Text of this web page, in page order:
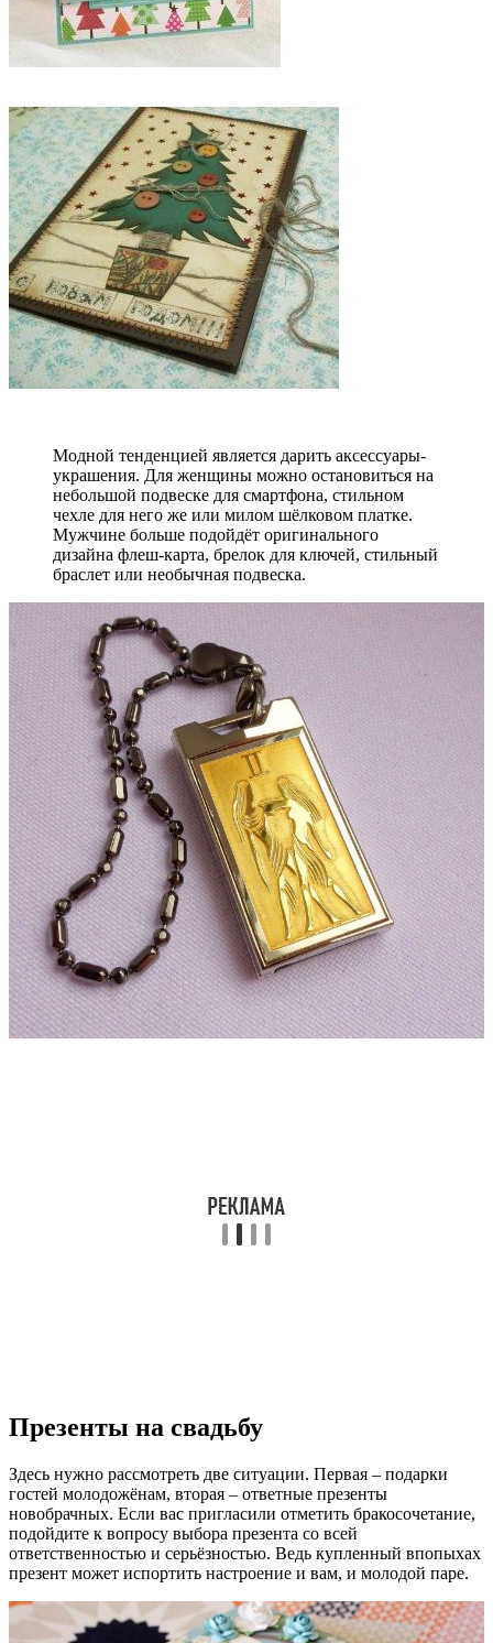
Модной тенденцией является дарить аксессуары-
украшения. Для женщины можно остановиться на
небольшой подвеске для смартфона, стильном
чехле для него же или милом шёлковом платке.
Мужчине больше подойдёт оригинального
дизайна флеш-карта, брелок для ключей, стильный
браслет или необычная подвеска.
Презенты на свадьбу
Здесь нужно рассмотреть две ситуации. Первая – подарки
гостей молодожёнам, вторая – ответные презенты
новобрачных. Если вас пригласили отметить бракосочетание,
подойдите к вопросу выбора презента со всей
ответственностью и серьёзностью. Ведь купленный впопыхах
презент может испортить настроение и вам, и молодой паре.